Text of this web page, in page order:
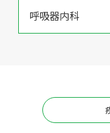
呼吸器内科